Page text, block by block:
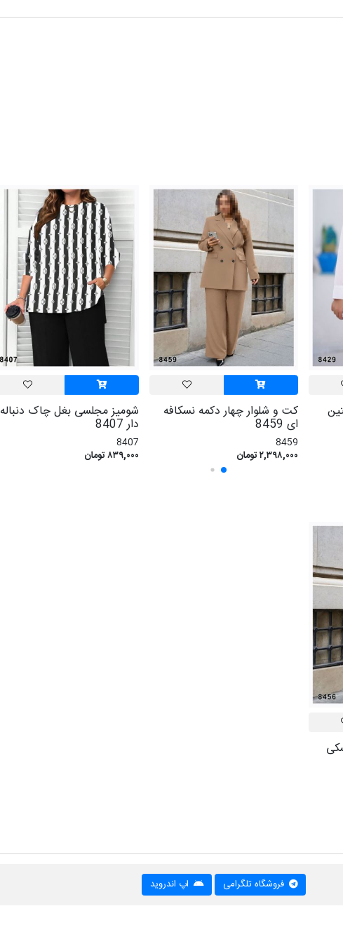
کت و شلوار چهار دکمه نسکافه
ای 8459
8459
۲,۳۹۸,۰۰۰ تومان
شومیز مجلسی بغل چاک دنباله
دار 8407
8407
۸۳۹,۰۰۰ تومان
فروشگاه تلگرامی اپ اندروید